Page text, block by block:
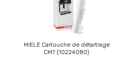
MIELE Cartouche de détartrage
CM7 (10224080)